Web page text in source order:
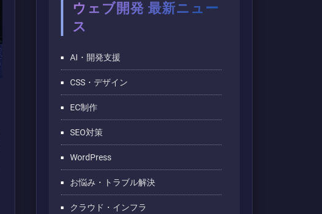
ウェブ開発 最新ニュー
ス
AI・開発支援
CSS・デザイン
EC制作
SEO対策
WordPress
お悩み・トラブル解決
クラウド・インフラ